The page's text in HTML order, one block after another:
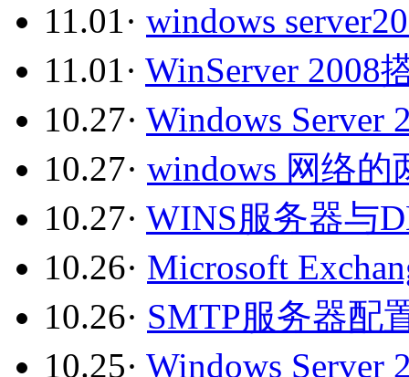
11.01· windows
11.01· WinServer 2008
10.27· Windows Server
10.27· windows 网络的
10.27· WINS服务器与
10.26· Microsoft
10.26· SMTP服务器配
10.25· Windows Server